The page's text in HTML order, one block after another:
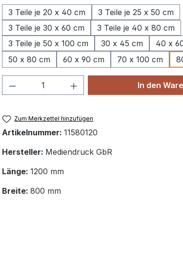
3 Teile je 20 x 40 cm
3 Teile je 25 x 50 cm
3 Teile je 30 x 60 cm
3 Teile je 40 x 80 cm
3 Teile je 50 x 100 cm
30 x 45 cm
40 x
50 x 80 cm
60 x 90 cm 70 x 100 cm
Produkt Anzahl: Gib denIn den
Zum Merkzettel hinzufügen
Artikelnummer: 11580120
Hersteller: Mediendruck GbR
Länge: 1200 mm
Breite: 800 mm